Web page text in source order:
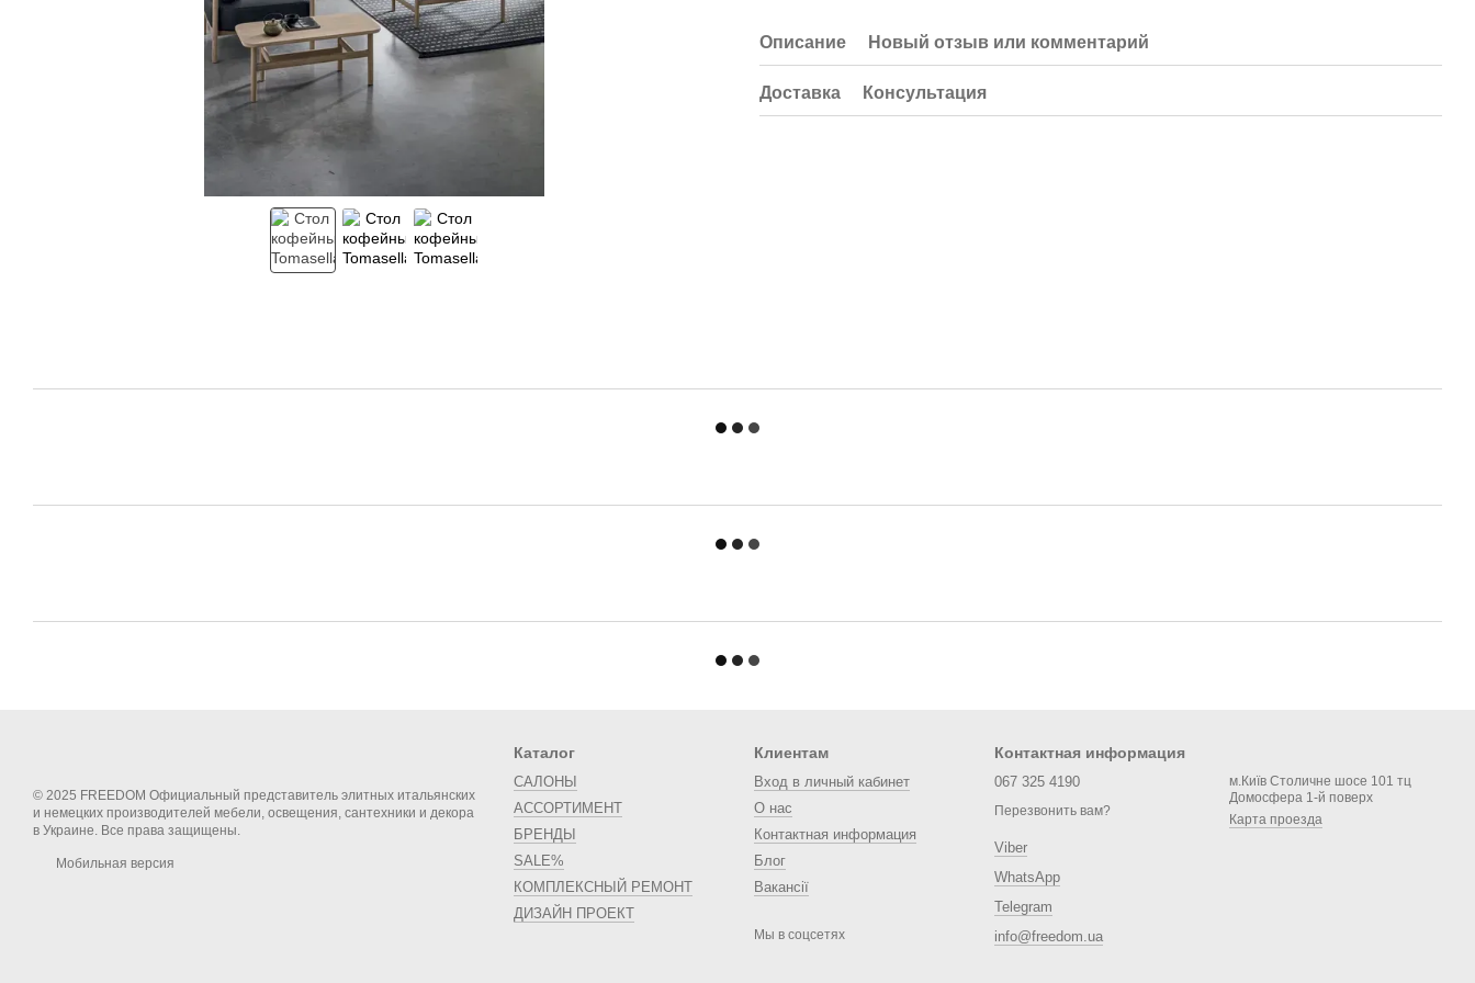
Описание Новый отзыв или комментарий
Доставка Консультация
© 2025 FREEDOM Официальный представитель элитных итальянских
и немецких производителей мебели, освещения, сантехники и декора
в Украине. Все права защищены.
Мобильная версия
Каталог
САЛОНЫ
АССОРТИМЕНТ
БРЕНДЫ
SALE%
КОМПЛЕКСНЫЙ РЕМОНТ
ДИЗАЙН ПРОЕКТ
Клиентам
Вход в личный кабинет
О нас
Контактная информация
Блог
Вакансії
Мы в соцсетях
Контактная информация
067 325 4190
Перезвонить вам?
Viber
WhatsApp
Telegram
info@freedom.ua
м.Київ Столичне шосе 101 тц
Домосфера 1-й поверх
Карта проезда